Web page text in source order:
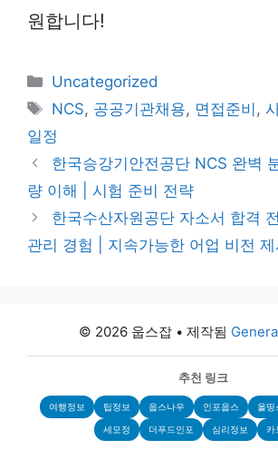
원합니다!
카
테
리
Uncategorized
태
그
NCS, 공공기관채용, 면접준비 ,
일정
한국승강기안전공단 NCS 완벽
량 이해 | 시험 준비 전략
한국수산자원공단 자소서 합격
관리 경험 | 지속가능한 어업 비전 제
© 2026 웁스잡• 제작됨
추천 링크
여행정보 팁정보 웁스나우 인포웁스 올띵
세모정 더푸드인포 심리정보 카